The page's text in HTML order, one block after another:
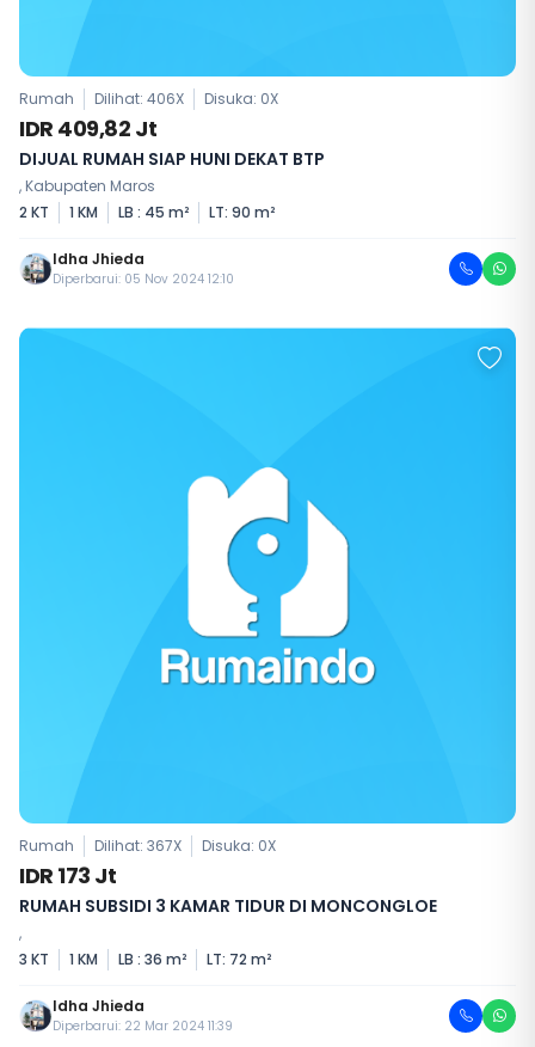
Rumah Dilihat: 406X Disuka: 0X
IDR 409,82 Jt
DIJUAL RUMAH SIAP HUNI DEKAT BTP
, Kabupaten Maros
2 KT
1 KM LB : 45 m² LT: 90 m²
Idha Jhieda
Diperbarui: 05 Nov 2024 12:10
Rumah Dilihat: 367X Disuka: 0X
IDR 173 Jt
RUMAH SUBSIDI 3 KAMAR TIDUR DI MONCONGLOE
,
3 KT
1 KM LB : 36 m² LT: 72 m²
Idha Jhieda
Diperbarui: 22 Mar 2024 11:39